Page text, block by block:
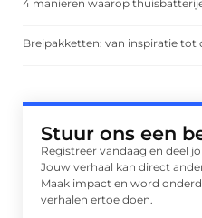
4 manieren waarop
Breipakketten: van inspiratie tot
Stuur ons een
Registreer vandaag en deel
Jouw verhaal kan direct
Maak impact en word
verhalen ertoe doen.